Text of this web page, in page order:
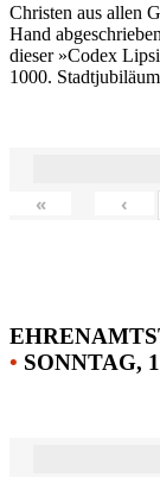
Christen aus allen
Hand
dieser »Codex
1000.
« ‹
• SONNTAG,